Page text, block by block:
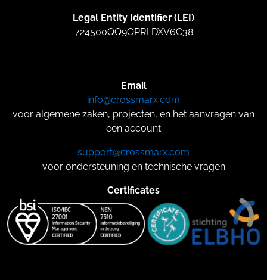
Legal Entity Identifier (LEI)
724500QQ9OPRLDXV6C38
Email
info@crossmarx.com
voor algemene zaken, projecten, en het aanvragen van
een account
support@crossmarx.com
voor ondersteuning en technische vragen
Certificates